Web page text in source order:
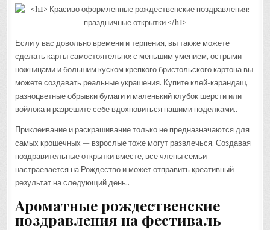
Если у вас довольно времени и терпения, вы также можете
сделать карты самостоятельно: с меньшим умением, острыми
ножницами и большим куском крепкого бристольского картона вы
можете создавать реальные украшения. Купите клей-карандаш,
разноцветные обрывки бумаги и маленький клубок шерсти или
войлока и разрешите себе вдохновиться нашими поделками..
Приклеивание и раскрашивание только не предназначаются для
самых крошечных — взрослые тоже могут развлечься. Создавая
поздравительные открытки вместе, все члены семьи
настраевается на Рождество и может отправить креативный
результат на следующий день..
Ароматные рождественские
поздравления на фестиваль